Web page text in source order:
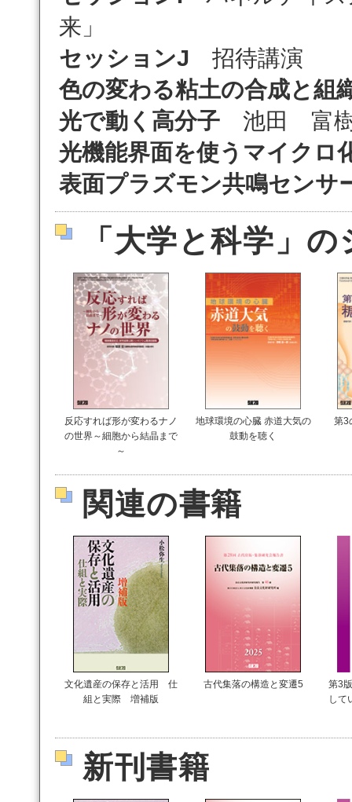
来」
セッションJ 招待講演
色の変わる粘土の合成と組
光で動く高分子 池田 富
光機能界面を使うマイクロ
表面プラズモン共鳴センサ
「大学と科学」
反応すれば形が変わるナノ
の世界～細胞から結晶まで
～
地球環境の心臓 赤道大気の
鼓動を聴く
第3
関連の書籍
文化遺産の保存と活用 仕
組と実際 増補版
古代集落の構造と変遷5
第3
して
新刊書籍